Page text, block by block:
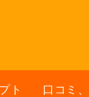
ト 口コミ